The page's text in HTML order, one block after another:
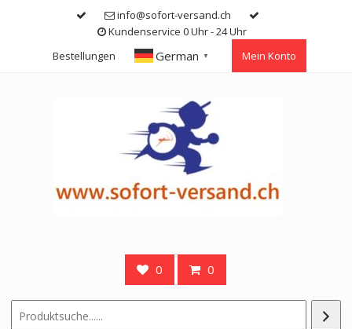
info@sofort-versand.ch
Kundenservice 0 Uhr - 24 Uhr
Bestellungen
German ▼ Mein Konto
0 0